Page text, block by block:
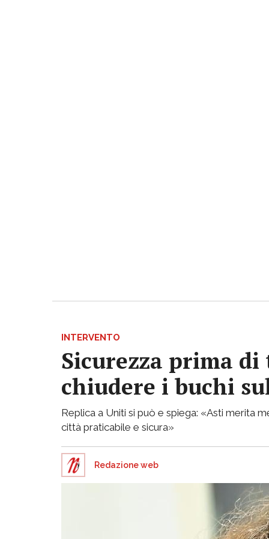
INTERVENTO
Sicurezza prima
chiudere i buchi
Replica a Uniti si può e spiega: «Asti merita
città praticabile e sicura»
Redazione web